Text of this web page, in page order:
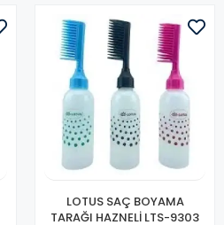
LOTUS SAÇ BOYAMA
TARAĞI HAZNELİ LTS-9303